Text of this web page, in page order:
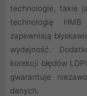
technologie, takie
technologię
zapewniają
wydajność.
korekcji błędów
gwarantuje
danych.